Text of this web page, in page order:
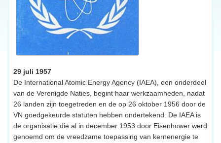
29 juli 1957
De International Atomic Energy Agency (IAEA), een onderdeel
van de Verenigde Naties, begint haar werkzaamheden, nadat
26 landen zijn toegetreden en de op 26 oktober 1956 door de
VN goedgekeurde statuten hebben ondertekend. De IAEA is
de organisatie die al in december 1953 door Eisenhower werd
genoemd om de vreedzame toepassing van kernenergie te